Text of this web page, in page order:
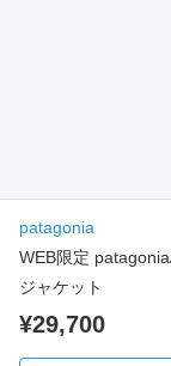
patagonia
WEB限定
ジャケット
¥29,700